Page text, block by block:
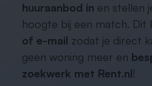
huuraanbod in en stellen
hoogte bij een match. Dit
of e-mail zodat je direct
geen woning meer en
zoekwerk met Rent.nl!